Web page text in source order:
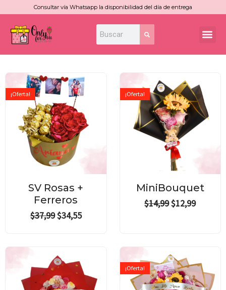
contenido
Consultar vía Whatsapp la disponibilidad del día de entrega
Search
¡Oferta!
SV Rosas +
Ferreros
$37,99
Original
price
was:
$37,99.
$34,55
Current
price
is:
$34,55.
¡Oferta!
MiniBouquet
$14,99
Original
price
was:
$14,99.
$12,99
price
is:
$12,99.
¡Oferta!
Original
price
was:
$54,99.
price
is:
$49,99.